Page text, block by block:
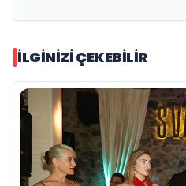
İLGINIZI ÇEKEBILIR